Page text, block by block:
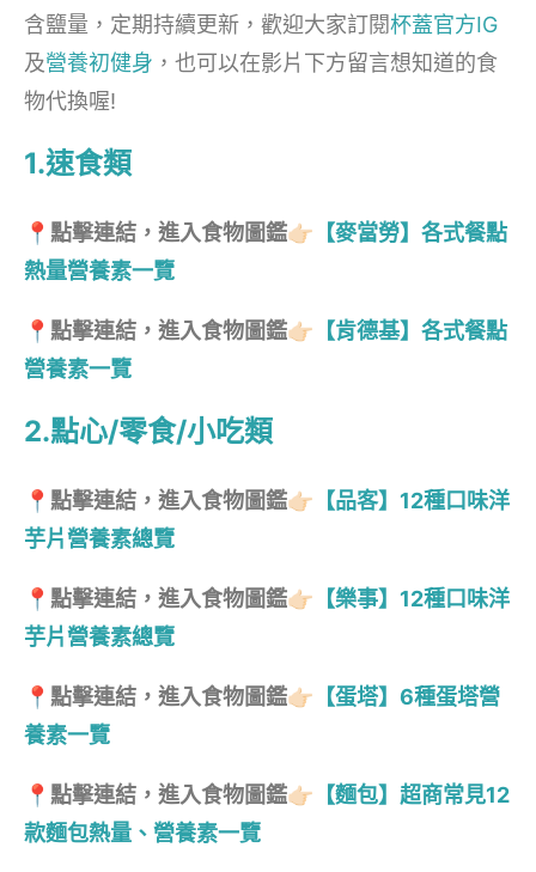
含鹽量，定期持續更新，歡迎大家訂閱杯蓋官方IG
及營養初健身 ，也可以在影片下方留言想知道的食
物代換喔!
1.速食類
📍點擊連結，進入食物圖鑑👉🏻 【麥當勞】各式餐點
熱量營養素一覽
📍點擊連結，進入食物圖鑑👉🏻 【肯德基】各式餐點
營養素一覽
2.點心/零食/小吃類
📍點擊連結，進入食物圖鑑👉🏻 【品客】12種口味洋
芋片營養素總覽
📍點擊連結，進入食物圖鑑👉🏻 【樂事】12種口味洋
芋片營養素總覽
📍點擊連結，進入食物圖鑑👉🏻 【蛋塔】6種蛋塔營
養素一覽
📍點擊連結，進入食物圖鑑👉🏻 【麵包】超商常見12
款麵包熱量、營養素一覽